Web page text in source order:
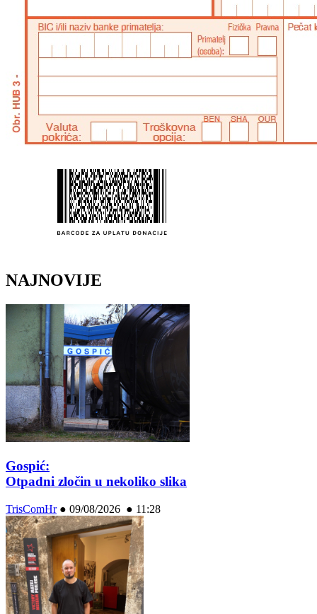
NAJNOVIJE
Gospić:
Otpadni zločin u nekoliko slika
TrisComHr● 09/08/2026 ● 11:28